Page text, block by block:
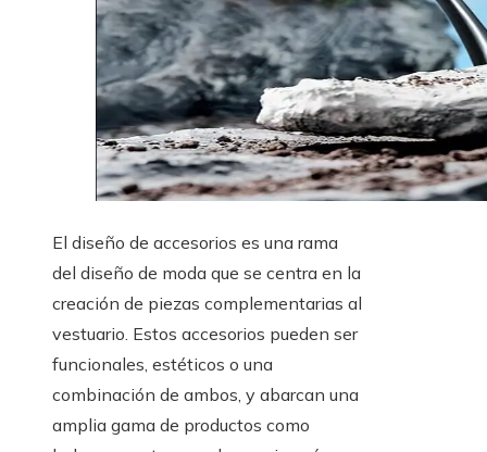
El diseño de accesorios es una rama
del diseño de moda que se centra en la
creación de piezas complementarias al
vestuario. Estos accesorios pueden ser
funcionales, estéticos o una
combinación de ambos, y abarcan una
amplia gama de productos como